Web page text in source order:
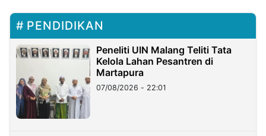
PENDIDIKAN
Peneliti UIN Malang Teliti Tata
Kelola Lahan Pesantren di
Martapura
07/08/2026 - 22:01